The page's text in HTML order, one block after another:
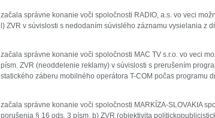
začala správne konanie voči spoločnosti RADIO, a.s. vo veci
l) ZVR v súvislosti s nedodaním súvislého záznamu vysielania z
začala správne konanie voči spoločnosti MAC TV s.r.o. vo veci
písm. ZVR (neoddelenie reklamy) v súvislosti s prerušením
statického záberu mobilného operátora T-COM počas programu
začala správne konanie voči spoločnosti MARKÍZA-SLOVAKIA
porušenia § 16 ods. 3 písm. b) ZVR (objektivita